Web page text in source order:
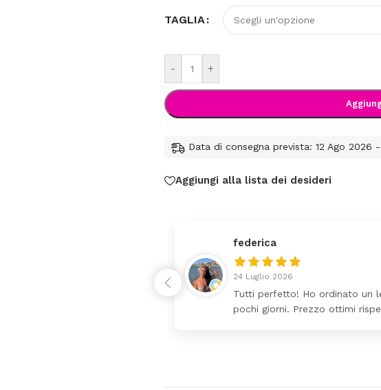
TAGLIA
- +
Data di consegna prevista: 12 Ago 2026
Aggiungi alla lista dei desideri
federica
24 Luglio 2026
Tutti perfetto! Ho ordinato un
pochi giorni. Prezzo ottimi